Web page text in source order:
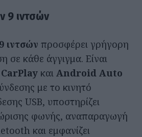
9 ιντσών
9 ιντσών προσφέρει γρήγορη
σε κάθε άγγιγμα. Είναι
και Android Auto
με το κινητό
USB, υποστηρίζει
φωνής, αναπαραγωγή
και εμφανίζει